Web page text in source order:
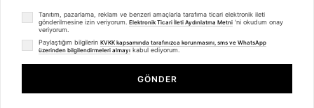
betulbabacan.com- Tüm Hakları Saklıdır.
Tanıtım, pazarlama, reklam ve benzeri amaçlarla tarafıma ticari elektronik ileti
gönderilmesine izin veriyorum. Elektronik Ticari İleti Aydınlatma Metni 'ni okudum onay
veriyorum.
Paylaştığım bilgilerin KVKK kapsamında tarafınızca korunmasını, sms ve WhatsApp
üzerinden bilgilendirmeleri almayı kabul ediyorum.
GÖNDER